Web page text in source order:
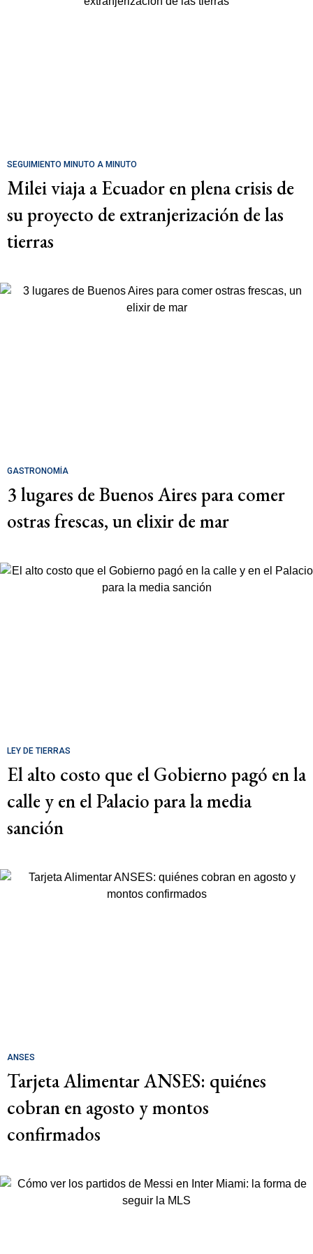
SEGUIMIENTO MINUTO A MINUTO
Milei viaja a Ecuador en plena crisis de
su proyecto de extranjerización de las
tierras
GASTRONOMÍA
3 lugares de Buenos Aires para comer
ostras frescas, un elixir de mar
LEY DE TIERRAS
El alto costo que el Gobierno pagó en la
calle y en el Palacio para la media
sanción
ANSES
Tarjeta Alimentar ANSES: quiénes
cobran en agosto y montos
confirmados